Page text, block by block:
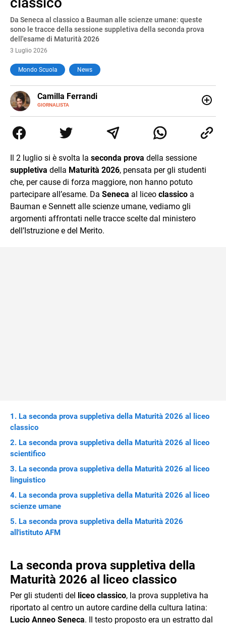
Da Seneca al classico a Bauman alle scienze umane: queste
sono le tracce della sessione suppletiva della seconda prova
dell'esame di Maturità 2026
3 Luglio 2026
Mondo Scuola News
Camilla Ferrandi
GIORNALISTA
E-
MAIL
LINKEDIN
di trasformare la passione per la scrittura in un lavoro, e
da lì non mi sono più fermata. L’attualità è il mio pane
mente.
Il 2 luglio si è svolta la seconda prova della sessione
suppletiva della Maturità 2026, pensata per gli studenti
che, per cause di forza maggiore, non hanno potuto
partecipare all’esame. Da Seneca al liceo classico a
Bauman e Sennett alle scienze umane, vediamo gli
argomenti affrontati nelle tracce scelte dal ministero
dell’Istruzione e del Merito.
La seconda prova suppletiva della Maturità 2026 al liceo
classico
La seconda prova suppletiva della Maturità 2026 al liceo
scientifico
La seconda prova suppletiva della Maturità 2026 al liceo
linguistico
La seconda prova suppletiva della Maturità 2026 al liceo
scienze umane
La seconda prova suppletiva della Maturità 2026
all'istituto AFM
La seconda prova suppletiva della
Maturità 2026 al liceo classico
Per gli studenti del liceo classico, la prova suppletiva ha
riportato al centro un autore cardine della cultura latina:
Lucio Anneo Seneca. Il testo proposto era un estratto dal